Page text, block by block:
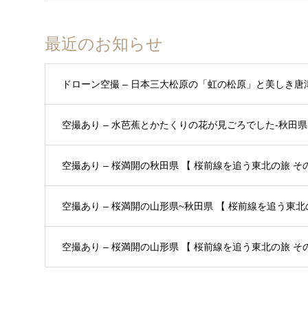
最近のお知らせ
ドローン空撮 – 日本三大松原の「虹の松原」と美しき唐
空撮あり – 水芭蕉とかたくりの花が見ごろでした-秋田
空撮あり – 桜満開の秋田県 【 桜前線を追う東北の旅 そ
空撮あり – 桜満開の山形県~秋田県 【 桜前線を追う東
空撮あり – 桜満開の山形県 【 桜前線を追う東北の旅 そ